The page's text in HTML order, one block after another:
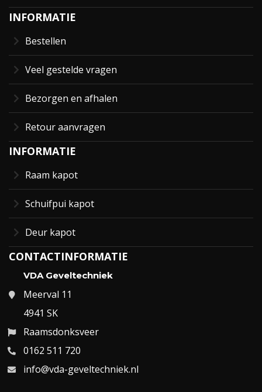
INFORMATIE
Bestellen
Veel gestelde vragen
Bezorgen en afhalen
Retour aanvragen
INFORMATIE
Raam kapot
Schuifpui kapot
Deur kapot
CONTACTINFORMATIE
VDA Geveltechniek
Meerval 11
4941 SK
Raamsdonksveer
0162 511 720
info@vda-geveltechniek.nl